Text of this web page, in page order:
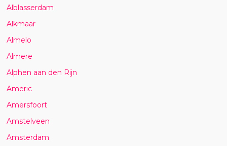
Alblasserdam
Alkmaar
Almelo
Almere
Alphen aan den Rijn
Americ
Amersfoort
Amstelveen
Amsterdam